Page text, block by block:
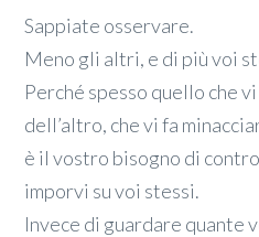
Sappiate osservare.
Meno gli altri, e di più voi
Perché spesso quello che
dell’altro, che vi fa
è il vostro bisogno di
imporvi su voi stessi.
Invece di guardare quante